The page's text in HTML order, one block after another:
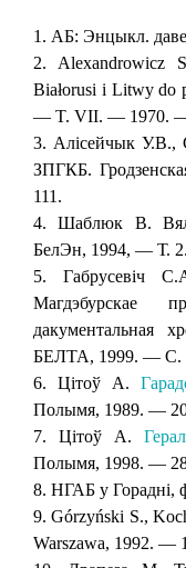
1. АБ: Энцыкл.
2. Alexandrowicz
Białorusi i Litwy do
— T. VII. — 1970. —
3. Алісейчык У.В.,
ЗПГКБ.
111.
4. Шаблюк В.
БелЭн, 1994, — Т.
5. Габрусевіч
Магдэбурскае
дакументальная
БЕЛТА, 1999. — С.
6. Цітоў А.
Полымя, 1989. —
7. Цітоў А.
Полымя, 1998. —
8. НГАБ у Горадні,
9. Górzyński S.,
Warszawa, 1992. —